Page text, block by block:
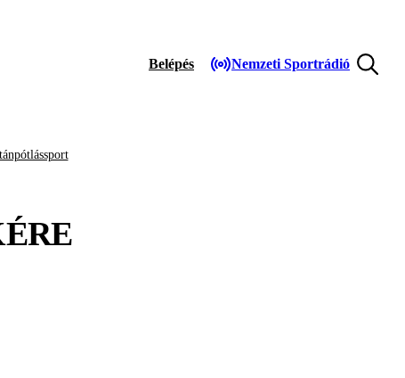
Belépés Nemzeti Sportrádió